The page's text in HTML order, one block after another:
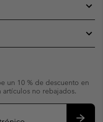
un 10 % de descuento en
no rebajados.